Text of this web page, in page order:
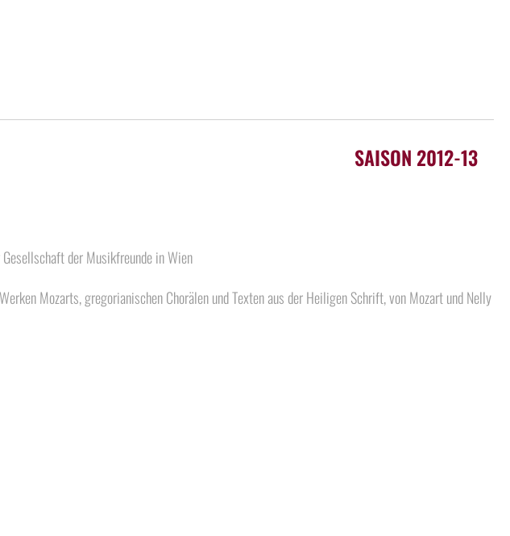
SAISON 2012-13
der Musikfreunde in Wien
Mozarts, gregorianischen Chorälen und Texten aus der Heiligen Schrift, von Mozart und Nelly